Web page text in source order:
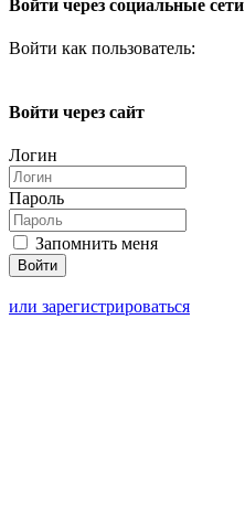
Войти через социальные сети
Войти как пользователь:
Войти через сайт
Логин
Пароль
Запомнить меня
или зарегистрироваться